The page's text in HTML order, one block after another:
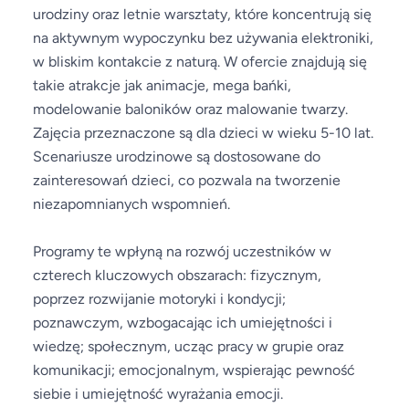
urodziny oraz letnie warsztaty, które koncentrują się
na aktywnym wypoczynku bez używania elektroniki,
w bliskim kontakcie z naturą. W ofercie znajdują się
takie atrakcje jak animacje, mega bańki,
modelowanie baloników oraz malowanie twarzy.
Zajęcia przeznaczone są dla dzieci w wieku 5-10 lat.
Scenariusze urodzinowe są dostosowane do
zainteresowań dzieci, co pozwala na tworzenie
niezapomnianych wspomnień.
Programy te wpłyną na rozwój uczestników w
czterech kluczowych obszarach: fizycznym,
poprzez rozwijanie motoryki i kondycji;
poznawczym, wzbogacając ich umiejętności i
wiedzę; społecznym, ucząc pracy w grupie oraz
komunikacji; emocjonalnym, wspierając pewność
siebie i umiejętność wyrażania emocji.